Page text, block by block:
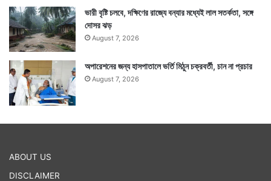
ভারী বৃষ্টি চলবে, দক্ষিণের রাজ্যে বন্যার মধ্যেই লাল সতর্কতা, সঙ্গে
দোসর ঝড়
August 7, 2026
অপারেশনের জন্য হাসপাতালে ভর্তি মিঠুন চক্রবর্তী, চান না প্রচার
August 7, 2026
ABOUT US
DISCLAIMER